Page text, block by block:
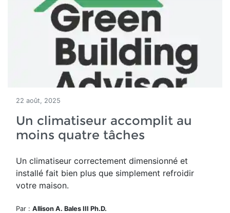
22 août, 2025
Un climatiseur accomplit au
moins quatre tâches
Un climatiseur correctement dimensionné et
installé fait bien plus que simplement refroidir
votre maison.
Par : Allison A. Bales III Ph.D.